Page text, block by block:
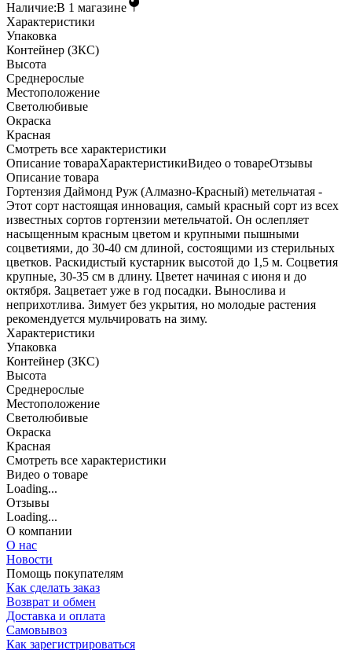
Наличие:В 1 магазине
Характеристики
Упаковка
Контейнер (ЗКС)
Высота
Среднерослые
Местоположение
Светолюбивые
Окраска
Красная
Cмотреть все характеристики
Описание товараХарактеристикиВидео о товареОтзывы
Описание товара
Гортензия Даймонд Руж (Алмазно-Красный) метельчатая -
Этот сорт настоящая инновация, самый красный сорт из всех
известных сортов гортензии метельчатой. Он ослепляет
насыщенным красным цветом и крупными пышными
соцветиями, до 30-40 см длиной, состоящими из стерильных
цветков. Раскидистый кустарник высотой до 1,5 м. Соцветия
крупные, 30-35 см в длину. Цветет начиная с июня и до
октября. Зацветает уже в год посадки. Вынослива и
неприхотлива. Зимует без укрытия, но молодые растения
рекомендуется мульчировать на зиму.
Характеристики
Упаковка
Контейнер (ЗКС)
Высота
Среднерослые
Местоположение
Светолюбивые
Окраска
Красная
Cмотреть все характеристики
Видео о товаре
Loading...
Отзывы
Loading...
О компании
О нас
Новости
Помощь покупателям
Как сделать заказ
Возврат и обмен
Доставка и оплата
Самовывоз
Как зарегистрироваться